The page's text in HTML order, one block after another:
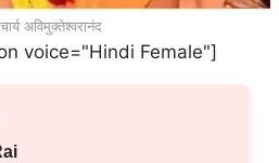
अविमुक्तेश्वरानंद
voice="Hindi Female"]